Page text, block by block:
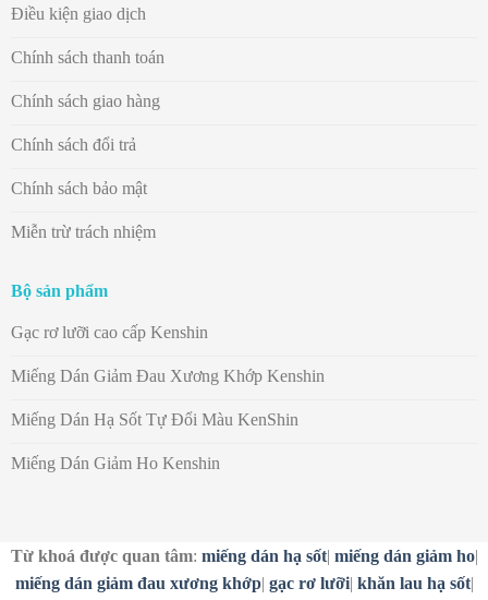
Điều kiện giao dịch
Chính sách thanh toán
Chính sách giao hàng
Chính sách đổi trả
Chính sách bảo mật
Miễn trừ trách nhiệm
Bộ sản phẩm
Gạc rơ lưỡi cao cấp Kenshin
Miếng Dán Giảm Đau Xương Khớp Kenshin
Miếng Dán Hạ Sốt Tự Đổi Màu KenShin
Miếng Dán Giảm Ho Kenshin
Từ khoá được quan tâm: miếng dán hạ sốt| miếng dán giảm ho|
miếng dán giảm đau xương khớp| gạc rơ lưỡi| khăn lau hạ sốt|